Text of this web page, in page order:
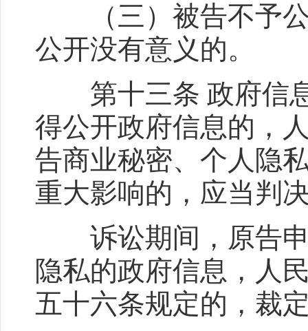
（三）被告不予公
公开没有意义的。
第十三条 政府信息
得公开政府信息的，
告商业秘密、个人隐
重大影响的，应当判
诉讼期间，原告申
隐私的政府信息，人
五十六条规定的，裁